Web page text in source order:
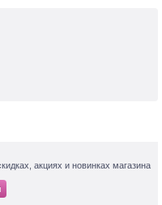
акциях и новинках магазина